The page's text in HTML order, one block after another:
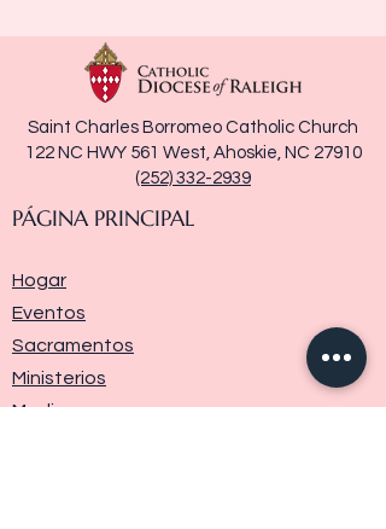
Saint Charles Borromeo Catholic Church
122 NC HWY 561 West, Ahoskie, NC 27910
(252) 332-2939
PÁGINA PRINCIPAL
Hogar
Eventos
Sacramentos
Ministerios
Media